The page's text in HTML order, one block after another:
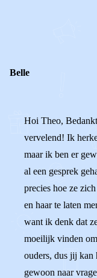
Belle
Hoi Theo,
vervelend! Ik
maar ik ben er
al een gesprek
precies hoe ze
en haar te laten
want ik denk dat
moeilijk vinden
ouders, dus jij kan
gewoon naar